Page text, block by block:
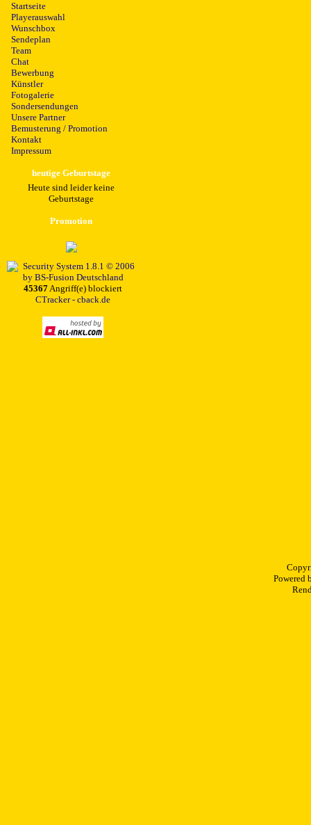
Startseite
Playerauswahl
Wunschbox
Sendeplan
Team
Chat
Bewerbung
Künstler
Fotogalerie
Sondersendungen
Unsere Partner
Bemusterung / Promotion
Kontakt
Impressum
heutige Geburtstage
Heute sind leider keine
Geburtstage
Promotion
45367Angriff(e) blockiert
CTracker - cback.de
Powered